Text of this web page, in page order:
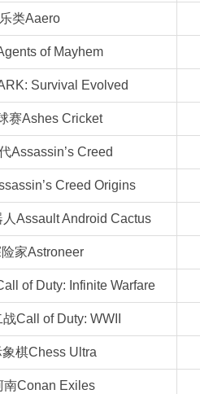
类Aaero
of Mayhem
Survival Evolved
赛Ashes Cricket
Assassin’s Creed
Creed Origins
Assault Android Cactus
家Astroneer
of Duty: Infinite Warfare
Call of Duty: WWII
棋Chess Ultra
南Conan Exiles